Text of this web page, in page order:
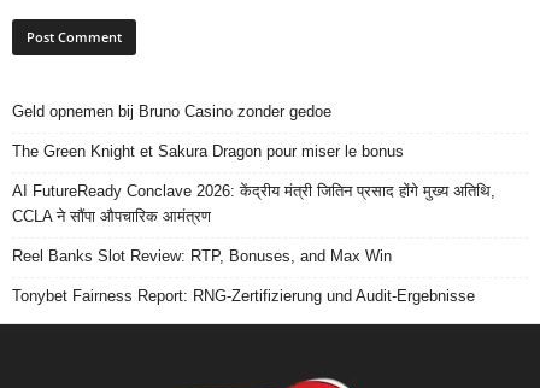
Geld opnemen bij Bruno Casino zonder gedoe
The Green Knight et Sakura Dragon pour miser le bonus
AI FutureReady Conclave 2026: केंद्रीय मंत्री जितिन प्रसाद होंगे मुख्य अतिथि,
CCLA ने सौंपा औपचारिक आमंत्रण
Reel Banks Slot Review: RTP, Bonuses, and Max Win
Tonybet Fairness Report: RNG-Zertifizierung und Audit-Ergebnisse